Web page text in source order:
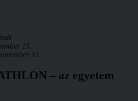
15.
15.
– az egyetem